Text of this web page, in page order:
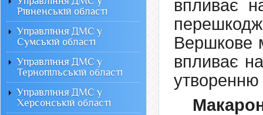
впливає
Вершкове
впливає
утворенню
Рівненській області
Управління ДМС у
Сумській області
Управління ДМС у
Тернопільській області
Управління ДМС у
Херсонській області